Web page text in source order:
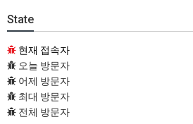
State
현재 접속자
오늘 방문자
어제 방문자
최대 방문자
전체 방문자